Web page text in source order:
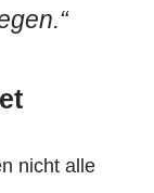
nicht alle